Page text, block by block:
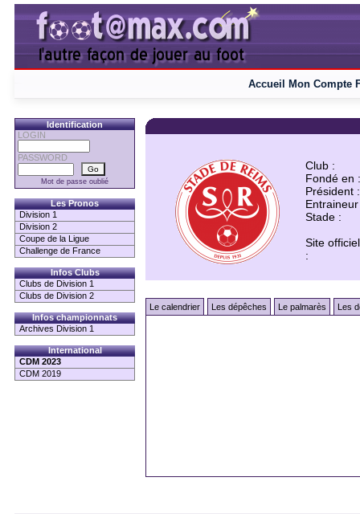
Accueil Mon Compte
Identification
LOGIN
PASSWORD
Mot de passe oublié
Les Pronos
Division 1
Division 2
Coupe de la Ligue
Challenge de France
Infos Clubs
Clubs de Division 1
Clubs de Division 2
Infos championnats
Archives Division 1
International
CDM 2023
CDM 2019
Club :
Fondé en :
Président :
Stade :
Site officiel
:
Le calendrier Les dépêches Le palmarès Les